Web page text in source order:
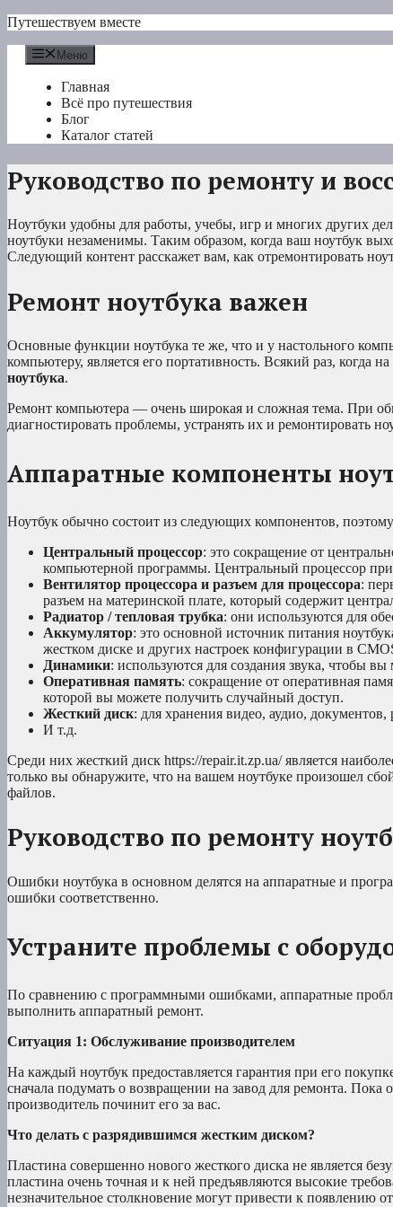
Перейти
содержимому
Путешествуем вместе
Меню
Главная
Всё про путешествия
Блог
Каталог статей
Руководство по ремонту и
Ноутбуки удобны для работы, учебы, игр и многих других
ноутбуки незаменимы. Таким образом, когда ваш ноутбук
Следующий контент расскажет вам, как отремонтировать
Ремонт ноутбука важен
Основные функции ноутбука те же, что и у настольного
компьютеру, является его портативность. Всякий раз, когда
ноутбука.
Ремонт компьютера — очень широкая и сложная тема. При
диагностировать проблемы, устранять их и ремонтировать
Аппаратные компоненты
Ноутбук обычно состоит из следующих компонентов,
Центральный процессор: это сокращение от
компьютерной программы. Центральный процессор
Вентилятор процессора и разъем для процессора:
разъем на материнской плате, который содержит
Радиатор / тепловая трубка: они используются для
Аккумулятор: это основной источник питания
жестком диске и других настроек конфигурации в
Динамики: используются для создания звука, чтобы
Оперативная память: сокращение от оперативная
которой вы можете получить случайный доступ.
Жесткий диск: для хранения видео, аудио,
И т.д.
Среди них жесткий диск https://repair.it.zp.ua/ является
только вы обнаружите, что на вашем ноутбуке произошел
файлов.
Руководство по ремонту
Ошибки ноутбука в основном делятся на аппаратные и
ошибки соответственно.
Устраните проблемы с
По сравнению с программными ошибками, аппаратные
выполнить аппаратный ремонт.
Ситуация 1: Обслуживание производителем
На каждый ноутбук предоставляется гарантия при его
сначала подумать о возвращении на завод для ремонта. Пока
производитель починит его за вас.
Что делать с разрядившимся жестким диском?
Пластина совершенно нового жесткого диска не является
пластина очень точная и к ней предъявляются высокие
незначительное столкновение могут привести к появлению